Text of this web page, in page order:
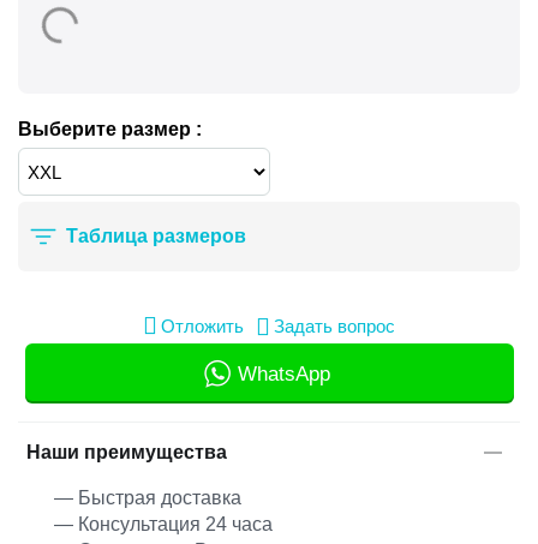
Выберите размер :
Таблица размеров
Отложить Задать вопрос
WhatsApp
Наши преимущества
— Быстрая доставка
— Консультация 24 часа